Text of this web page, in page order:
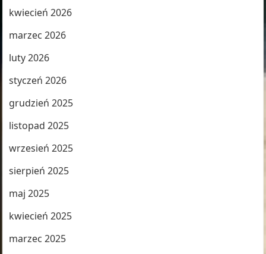
kwiecień 2026
marzec 2026
luty 2026
styczeń 2026
grudzień 2025
listopad 2025
wrzesień 2025
sierpień 2025
maj 2025
kwiecień 2025
marzec 2025